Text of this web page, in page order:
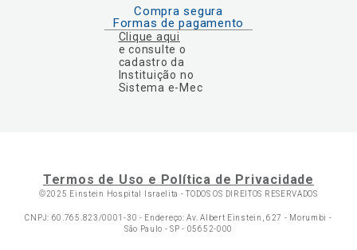
Compra segura
Formas de pagamento
Clique aqui
e consulte o
cadastro da
Instituição no
Sistema e-Mec
Termos de Uso e Política de Privacidade
©2025 Einstein Hospital Israelita -TODOS OS DIREITOS RESERVADOS
CNPJ: 60.765.823/0001-30 - Endereço: Av. Albert Einstein, 627 - Morumbi -
São Paulo - SP - 05652-000